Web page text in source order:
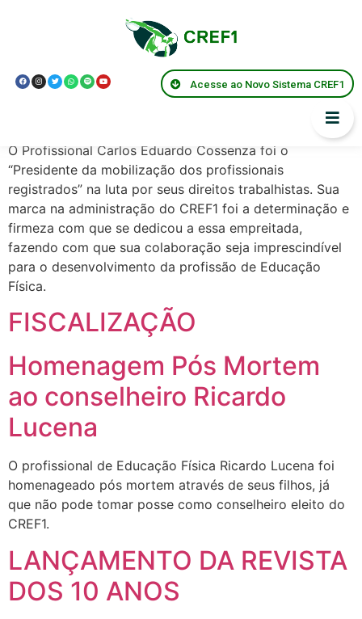
Acesse ao Novo Sistema CREF1
Presidentes:
Eduardo Cossenza
O Profissional Carlos Eduardo Cossenza foi o
“Presidente da mobilização dos profissionais
registrados” na luta por seus direitos trabalhistas. Sua
marca na administração do CREF1 foi a determinação e
firmeza com que se dedicou a essa empreitada,
fazendo com que sua colaboração seja imprescindível
para o desenvolvimento da profissão de Educação
Física.
FISCALIZAÇÃO
Homenagem Pós Mortem
ao conselheiro Ricardo
Lucena
O profissional de Educação Física Ricardo Lucena foi
homenageado pós mortem através de seus filhos, já
que não pode tomar posse como conselheiro eleito do
CREF1.
LANÇAMENTO DA REVISTA
DOS 10 ANOS